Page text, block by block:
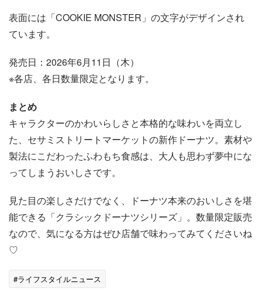
表面には「COOKIE MONSTER」の文字がデザインされ
ています。
発売日：2026年6月11日（木）
※各店、各日数量限定となります。
まとめ
キャラクターのかわいらしさと本格的な味わいを両立し
た、セサミストリートマーケットの新作ドーナツ。素材や
製法にこだわったふわもち食感は、大人も思わず夢中にな
ってしまうおいしさです。
見た目の楽しさだけでなく、ドーナツ本来のおいしさを堪
能できる「クラシックドーナツシリーズ」。数量限定販売
なので、気になる方はぜひ店舗で味わってみてくださいね
♡
#ライフスタイルニュース